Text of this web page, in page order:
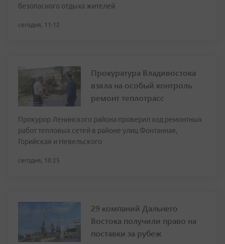
безопасного отдыха жителей
сегодня, 11:12
Прокуратура Владивостока
взяла на особый контроль
ремонт теплотрасс
Прокурор Ленинского района проверил ход ремонтных
работ тепловых сетей в районе улиц Фонтанная,
Горийская и Невельского
сегодня, 10:25
29 компаний Дальнего
Востока получили право на
поставки за рубеж